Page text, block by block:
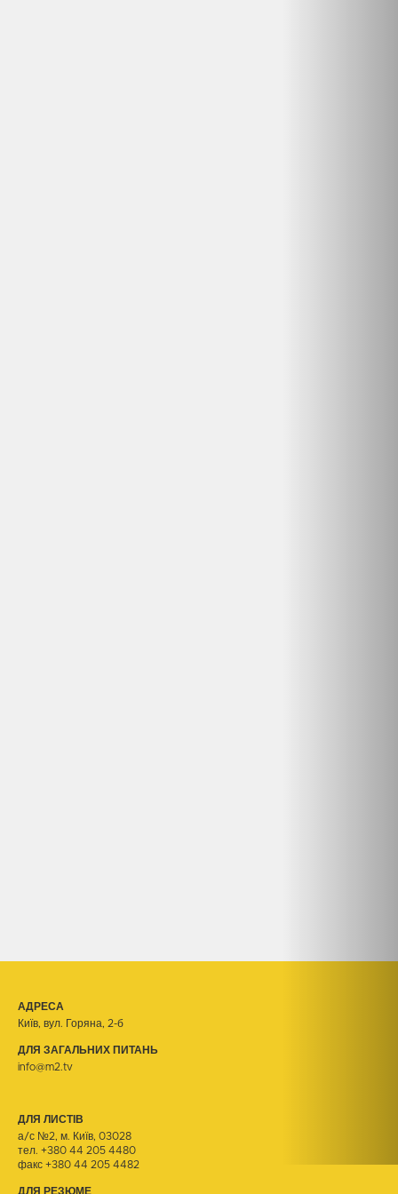
АДРЕСА
Київ, вул. Горяна, 2-б
ДЛЯ ЗАГАЛЬНИХ ПИТАНЬ
info@m2.tv
ДЛЯ ЛИСТІВ
а/с №2, м. Київ, 03028
тел. +380 44 205 4480
факс +380 44 205 4482
ДЛЯ РЕЗЮМЕ